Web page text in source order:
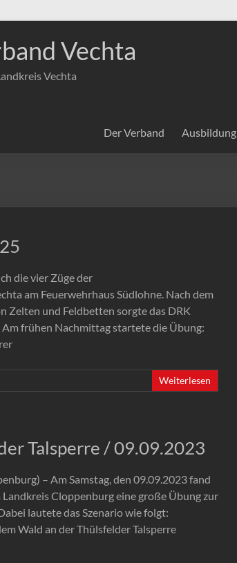
Vechta
Vechta
Der Verband Ausbildung
die vier Züge der
am Feuerwehrhaus Südlohne. Nach dem
Zelten und Feldbetten sorgte das DRK
frühen Nachmittag startete die Übung:
Weiterlesen
Talsperre / 09.09.2023
– Am Samstag, den 09.09.2023 fand
Cloppenburg eine große Übung zur
lautete das Szenario wie folgt:
Wald an der Thülsfelder Talsperre